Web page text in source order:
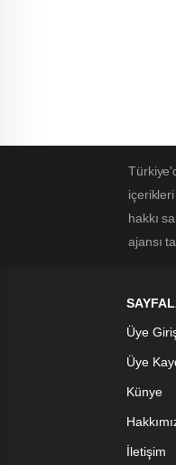
hakkı
ajansı
Üye
Üye
Künye
İletişim